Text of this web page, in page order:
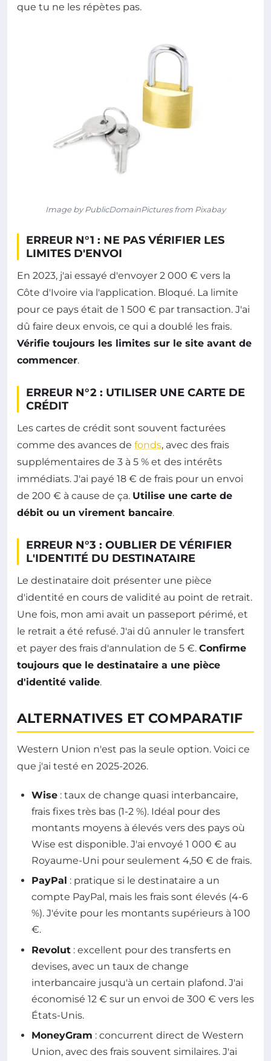
que tu ne les répètes pas.
Image by PublicDomainPictures from Pixabay
ERREUR N°1 : NE PAS VÉRIFIER LES
LIMITES D'ENVOI
En 2023, j'ai essayé d'envoyer 2 000 € vers la
Côte d'Ivoire via l'application. Bloqué. La limite
pour ce pays était de 1 500 € par transaction. J'ai
dû faire deux envois, ce qui a doublé les frais.
Vérifie toujours les limites sur le site avant de
commencer.
ERREUR N°2 : UTILISER UNE CARTE DE
CRÉDIT
Les cartes de crédit sont souvent facturées
comme des avances de fonds, avec des frais
supplémentaires de 3 à 5 % et des intérêts
immédiats. J'ai payé 18 € de frais pour un envoi
de 200 € à cause de ça. Utilise une carte de
débit ou un virement bancaire.
ERREUR N°3 : OUBLIER DE VÉRIFIER
L'IDENTITÉ DU DESTINATAIRE
Le destinataire doit présenter une pièce
d'identité en cours de validité au point de retrait.
Une fois, mon ami avait un passeport périmé, et
le retrait a été refusé. J'ai dû annuler le transfert
et payer des frais d'annulation de 5 €. Confirme
toujours que le destinataire a une pièce
d'identité valide.
ALTERNATIVES ET COMPARATIF
Western Union n'est pas la seule option. Voici ce
que j'ai testé en 2025-2026.
Wise : taux de change quasi interbancaire,
frais fixes très bas (1-2 %). Idéal pour des
montants moyens à élevés vers des pays où
Wise est disponible. J'ai envoyé 1 000 € au
Royaume-Uni pour seulement 4,50 € de frais.
PayPal : pratique si le destinataire a un
compte PayPal, mais les frais sont élevés (4-6
%). J'évite pour les montants supérieurs à 100
€.
Revolut : excellent pour des transferts en
devises, avec un taux de change
interbancaire jusqu'à un certain plafond. J'ai
économisé 12 € sur un envoi de 300 € vers les
États-Unis.
MoneyGram : concurrent direct de Western
Union, avec des frais souvent similaires. J'ai